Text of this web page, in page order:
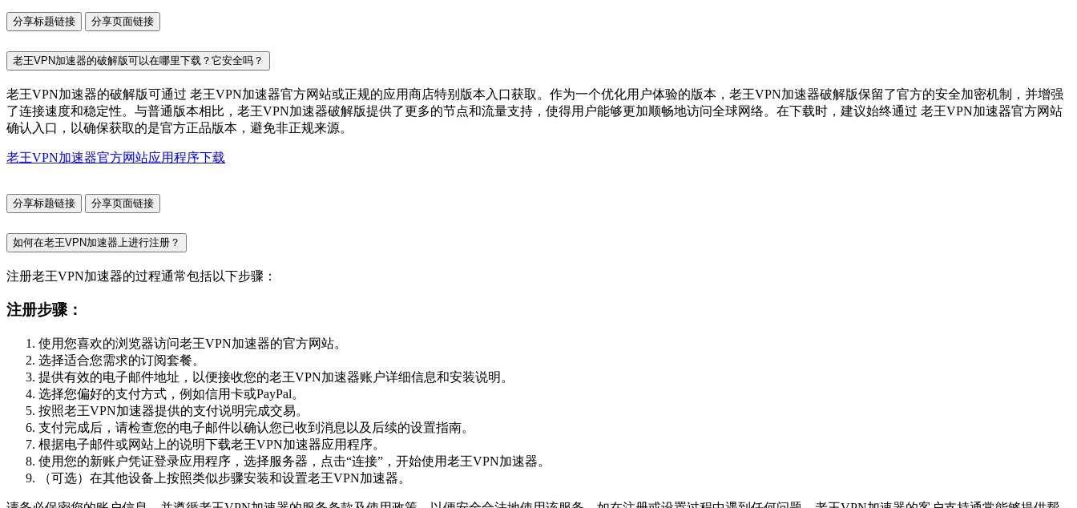
分享标题链接 分享页面链接
老王VPN加速器的破解版可以在哪里下载？它安全吗？
老王VPN加速器的破解版可通过 老王VPN加速器官方网站或正规的应用商店特别版本入口获取。作为一个优化用户体验的版本，老王VPN加速器破解版保留了官方的安全加密机制，并增强
了连接速度和稳定性。与普通版本相比，老王VPN加速器破解版提供了更多的节点和流量支持，使得用户能够更加顺畅地访问全球网络。在下载时，建议始终通过 老王VPN加速器官方网站
确认入口，以确保获取的是官方正品版本，避免非正规来源。
老王VPN加速器官方网站应用程序下载
分享标题链接 分享页面链接
如何在老王VPN加速器上进行注册？
注册老王VPN加速器的过程通常包括以下步骤：
注册步骤：
使用您喜欢的浏览器访问老王VPN加速器的官方网站。
选择适合您需求的订阅套餐。
提供有效的电子邮件地址，以便接收您的老王VPN加速器账户详细信息和安装说明。
选择您偏好的支付方式，例如信用卡或PayPal。
按照老王VPN加速器提供的支付说明完成交易。
支付完成后，请检查您的电子邮件以确认您已收到消息以及后续的设置指南。
根据电子邮件或网站上的说明下载老王VPN加速器应用程序。
使用您的新账户凭证登录应用程序，选择服务器，点击“连接”，开始使用老王VPN加速器。
（可选）在其他设备上按照类似步骤安装和设置老王VPN加速器。